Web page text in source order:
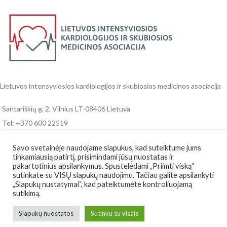
Lietuvos intensyviosios kardiologijos ir skubiosios medicinos asociacija
Santariškių g. 2, Vilnius LT-08406 Lietuva
Tel: +370 600 22519
RENGINIAI IR NAUJIENOS
REKVIZITAI
Savo svetainėje naudojame slapukus, kad suteiktume jums
tinkamiausią patirtį, prisimindami jūsų nuostatas ir
pakartotinius apsilankymus. Spustelėdami „Priimti viską“
sutinkate su VISŲ slapukų naudojimu. Tačiau galite apsilankyti
„Slapukų nustatymai“, kad pateiktumėte kontroliuojamą
sutikimą.
Slapukų nuostatos Sutinku su visais